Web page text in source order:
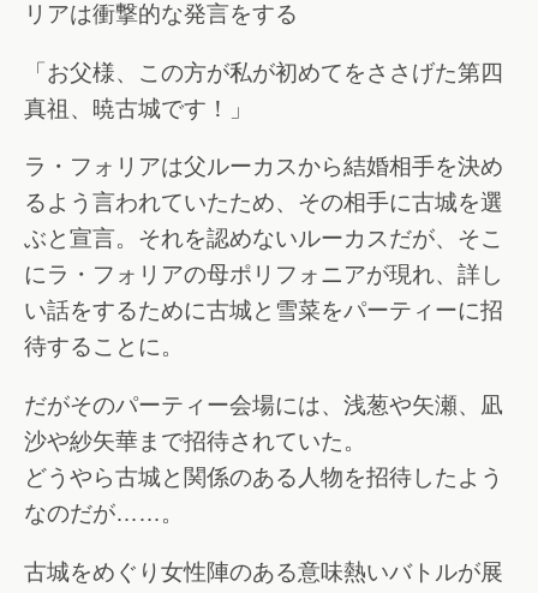
リアは衝撃的な発言をする
「お父様、この方が私が初めてをささげた第四
真祖、暁古城です！」
ラ・フォリアは父ルーカスから結婚相手を決め
るよう言われていたため、その相手に古城を選
ぶと宣言。それを認めないルーカスだが、そこ
にラ・フォリアの母ポリフォニアが現れ、詳し
い話をするために古城と雪菜をパーティーに招
待することに。
だがそのパーティー会場には、浅葱や矢瀬、凪
沙や紗矢華まで招待されていた。
どうやら古城と関係のある人物を招待したよう
なのだが……。
古城をめぐり女性陣のある意味熱いバトルが展